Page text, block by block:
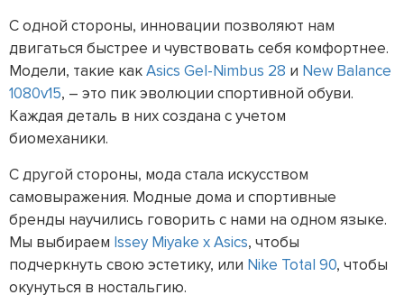
С одной стороны, инновации позволяют нам
двигаться быстрее и чувствовать себя комфортнее.
Модели, такие какAsics Gel-Nimbus 28 и New Balance
1080v15, – это пик эволюции спортивной обуви.
Каждая деталь в них создана с учетом
биомеханики.
С другой стороны, мода стала искусством
самовыражения. Модные дома и спортивные
бренды научились говорить с нами на одном языке.
Мы выбираем Issey Miyake x Asics, чтобы
подчеркнуть свою эстетику, или Nike Total 90, чтобы
окунуться в ностальгию.